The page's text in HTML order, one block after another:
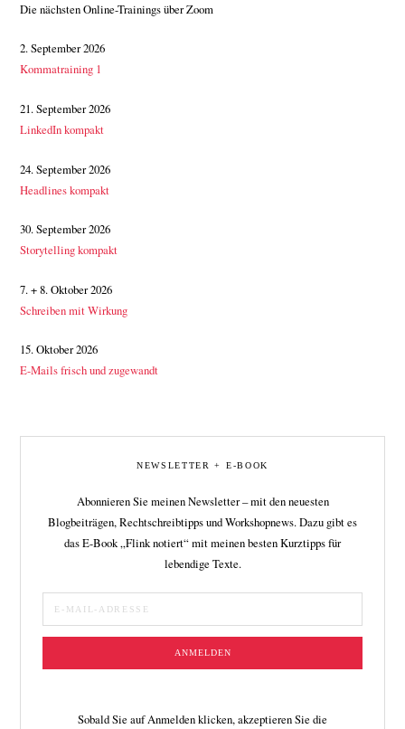
Die nächsten Online-Trainings über Zoom
2. September 2026
Kommatraining 1
21. September 2026
LinkedIn kompakt
24. September 2026
Headlines kompakt
30. September 2026
Storytelling kompakt
7. + 8. Oktober 2026
Schreiben mit Wirkung
15. Oktober 2026
E-Mails frisch und zugewandt
NEWSLETTER + E-BOOK
Abonnieren Sie meinen Newsletter – mit den neuesten
Blogbeiträgen, Rechtschreibtipps und Workshopnews. Dazu gibt es
das E-Book „Flink notiert“ mit meinen besten Kurztipps für
lebendige Texte.
Sobald Sie auf Anmelden klicken, akzeptieren Sie die